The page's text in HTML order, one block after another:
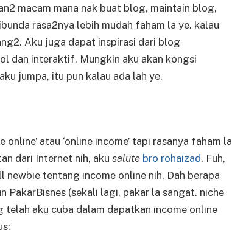
macam mana nak buat blog, maintain blog,
rasa2nya lebih mudah faham la ye. kalau
Aku juga dapat inspirasi dari blog
dan interaktif. Mungkin aku akan kongsi
jumpa, itu pun kalau ada lah ye.
atau ‘online income’ tapi rasanya faham la
dari Internet nih, aku salute bro rohaizad. Fuh,
newbie tentang income online nih. Dah berapa
PakarBisnes (sekali lagi, pakar la sangat. niche
telah aku cuba dalam dapatkan income online